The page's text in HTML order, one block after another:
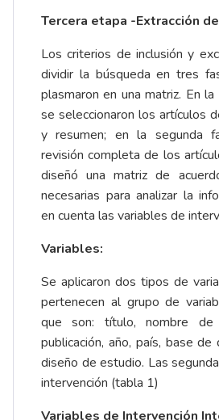
Tercera etapa -Extracción
Los criterios de inclusión y
dividir la búsqueda en tres
plasmaron en una matriz. En
se seleccionaron los artículos
y resumen; en la segunda
revisión completa de los
diseñó una matriz de
necesarias para analizar la
en cuenta las variables de
Variables:
Se aplicaron dos tipos de
pertenecen al grupo de
que son: título, nombre
publicación, año, país, base
diseño de estudio. Las
intervención (tabla 1)
Variables de Intervención